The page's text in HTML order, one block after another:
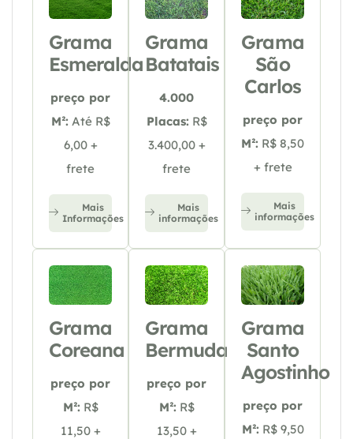
Grama
Esmeralda
preço por
M²: Até R$
6,00 +
frete
Mais
Informações
Grama
Batatais
4.000
Placas: R$
3.400,00 +
frete
Mais
informações
Grama
São
Carlos
preço por
M²: R$ 8,50
+ frete
Mais
informações
Grama
Coreana
preço por
M²: R$
11,50 +
Grama
Bermuda
preço por
M²: R$
13,50 +
Grama
Santo
Agostinho
preço por
M²: R$ 9,50